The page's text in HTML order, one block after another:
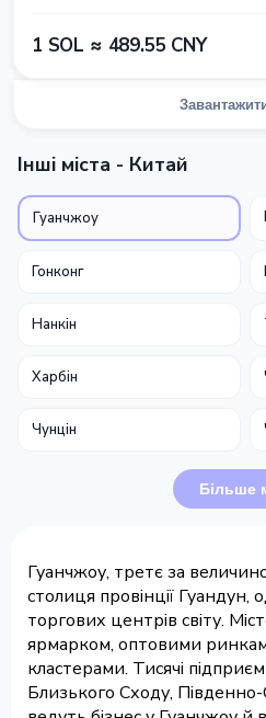
1​ SOL ≈ 4​8​9​.5​5​ CNY
Інші міста - Китай
Гуанчжоу
Гонконг
Нанкін
Харбін
Чунцін
Більше
Гуанчжоу, третє за
столиця провінції Гуандун,
торгових центрів світу.
ярмарком, оптовими
кластерами. Тисячі
Близького Сходу, Південно-